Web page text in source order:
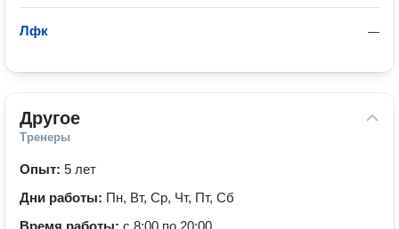
—
Лфк
Другое
Тренеры
Опыт: 5 лет
Дни работы: Пн, Вт, Ср, Чт, Пт, Сб
Время работы: с 8:00 по 20:00